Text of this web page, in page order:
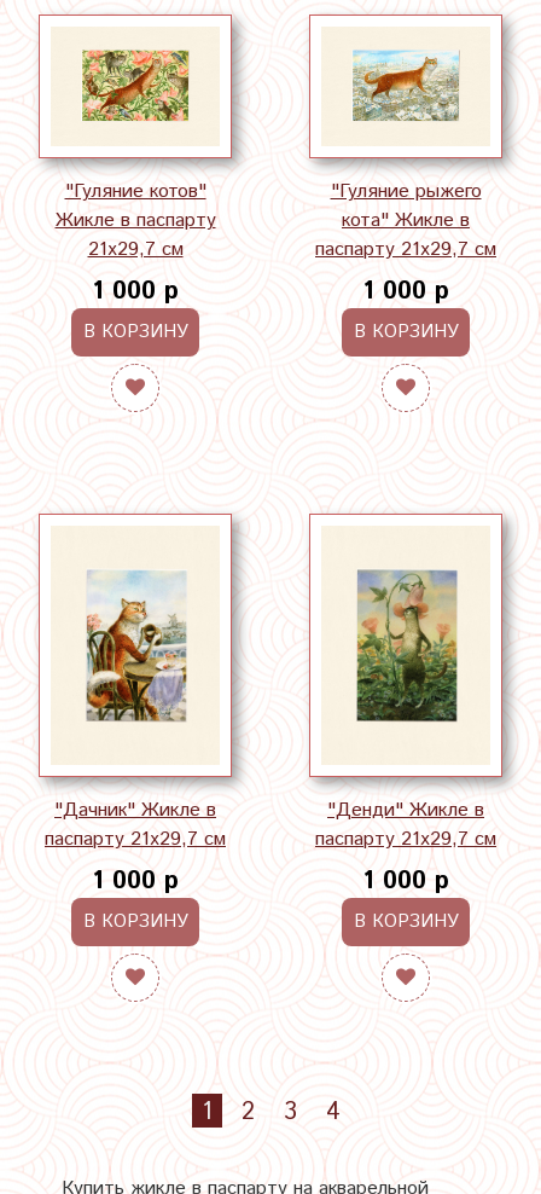
"Гуляние котов"
Жикле в паспарту
21х29,7 см
1 000 р
В КОРЗИНУ
"Гуляние рыжего
кота" Жикле в
паспарту 21х29,7 см
1 000 р
В КОРЗИНУ
"Дачник" Жикле в
паспарту 21х29,7 см
1 000 р
В КОРЗИНУ
"Денди" Жикле в
паспарту 21х29,7 см
1 000 р
В КОРЗИНУ
1 2 3 4